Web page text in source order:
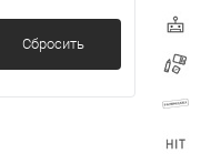
Сбросить